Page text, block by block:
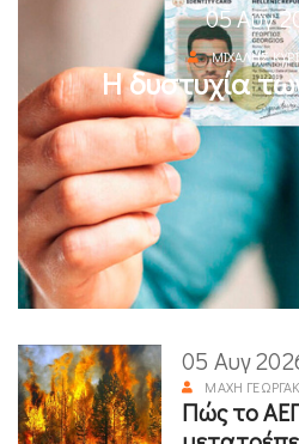
05 Αυγ
ΜΙΧΆΛΗΣ
Η δυστυχία
05 Αυγ
ΜΆΧΗ
Πώς το